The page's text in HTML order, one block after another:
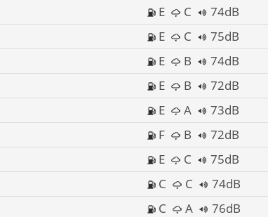
E C
74dB
E C
75dB
E B
74dB
E B
72dB
E A
73dB
F B
72dB
E C
75dB
C C
74dB
C A
76dB